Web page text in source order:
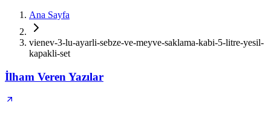
Ana Sayfa
vienev-3-lu-ayarli-sebze-ve-meyve-saklama-kabi-5-litre-yesil-
kapakli-set
İlham Veren Yazılar